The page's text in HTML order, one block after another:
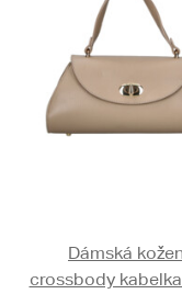
Dámská
crossbody